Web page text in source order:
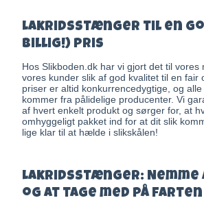
Lakridsstænger til en
billig!) pris
Hos Slikboden.dk har vi gjort det til vores
vores kunder slik af god kvalitet til en fair
priser er altid konkurrencedygtige, og
kommer fra pålidelige producenter. Vi
af hvert enkelt produkt og sørger for, at
omhyggeligt pakket ind for at dit slik
lige klar til at hælde i slikskålen!
Lakridsstænger: Nemme
og at tage med på farten